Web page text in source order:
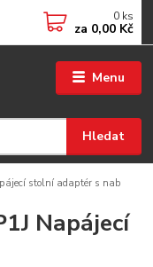
Menu
Hledat
0 ks
za 0,00 Kč
stolní adaptér s nab
Napájecí